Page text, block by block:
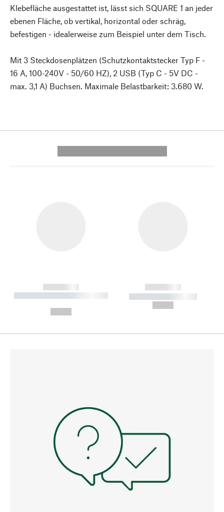
Klebefläche ausgestattet ist, lässt sich SQUARE 1 an jeder
ebenen Fläche, ob vertikal, horizontal oder schräg,
befestigen - idealerweise zum Beispiel unter dem Tisch.
Mit 3 Steckdosenplätzen (Schutzkontaktstecker Typ F -
16 A, 100-240V - 50/60 HZ), 2 USB (Typ C - 5V DC -
max. 3,1 A) Buchsen. Maximale Belastbarkeit: 3.680 W.
------------
----------- ----------- --------
------------
----------- -----------